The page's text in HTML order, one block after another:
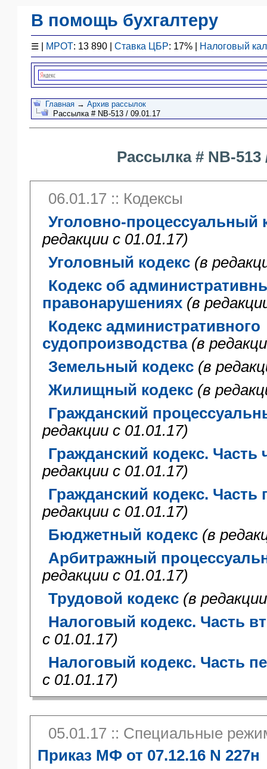
В помощь бухгалтеру
☰ МРОТ: 13 890 | Ставка ЦБР: 17% | Налоговый
Законодательство
F1 - Отчетность
План счетов
Справочник
Упрощенка
Договоры
Главная → Архив рассылок
Рассылка # NB-513 / 09.01.17
Рассылка # NB-513
06.01.17 :: Кодексы
Уголовно-процессуальный
редакции с 01.01.17)
Уголовный кодекс (в
Кодекс об
правонарушениях (в
Кодекс административного
судопроизводства (в
Земельный кодекс (в
Жилищный кодекс (в
Гражданский
редакции с 01.01.17)
Гражданский кодекс. Часть
редакции с 01.01.17)
Гражданский кодекс. Часть
редакции с 01.01.17)
Бюджетный кодекс (в
Арбитражный
редакции с 01.01.17)
Трудовой кодекс (в
Налоговый кодекс. Часть
с 01.01.17)
Налоговый кодекс. Часть
с 01.01.17)
05.01.17 :: Специальные
Приказ МФ от 07.12.16 N 227н